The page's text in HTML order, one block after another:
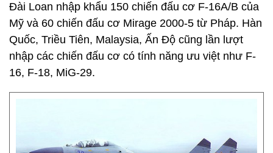
Đài Loan nhập khẩu 150 chiến đấu cơ F-16A/B của
Mỹ và 60 chiến đấu cơ Mirage 2000-5 từ Pháp. Hàn
Quốc, Triều Tiên, Malaysia, Ấn Độ cũng lần lượt
nhập các chiến đấu cơ có tính năng ưu việt như F-
16, F-18, MiG-29.